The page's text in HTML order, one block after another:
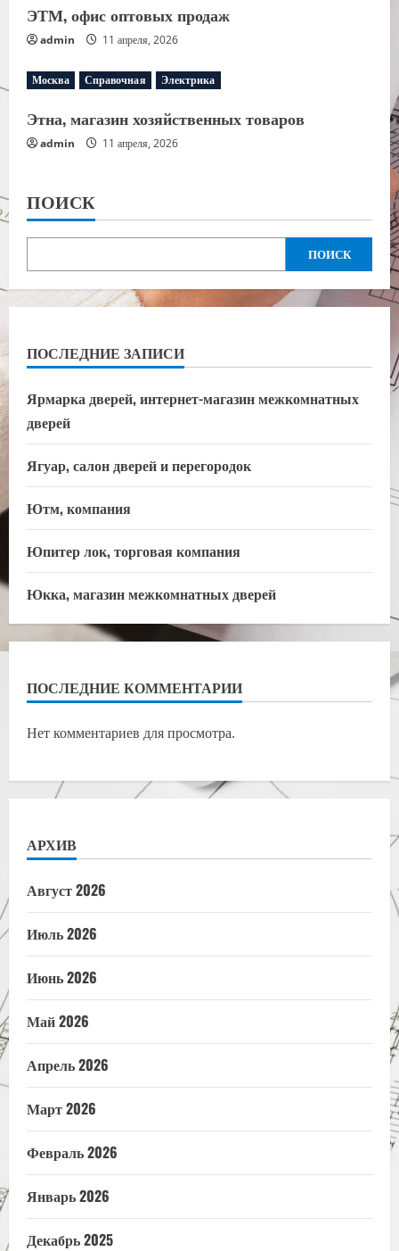
ЭТМ, офис оптовых продаж
admin 11 апреля, 2026
Москва Справочная Электрика
Этна, магазин хозяйственных товаров
admin 11 апреля, 2026
ПОИСК
ПОИСК
ПОСЛЕДНИЕ ЗАПИСИ
Ярмарка дверей, интернет-магазин межкомнатных
дверей
Ягуар, салон дверей и перегородок
Ютм, компания
Юпитер лок, торговая компания
Юкка, магазин межкомнатных дверей
ПОСЛЕДНИЕ КОММЕНТАРИИ
Нет комментариев для просмотра.
АРХИВ
Август 2026
Июль 2026
Июнь 2026
Май 2026
Апрель 2026
Март 2026
Февраль 2026
Январь 2026
Декабрь 2025